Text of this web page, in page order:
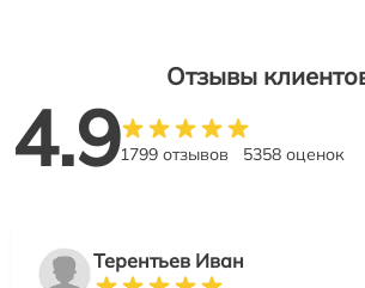
Отзывы
4.91799 отзывов 5358 оценок
Терентьев Иван